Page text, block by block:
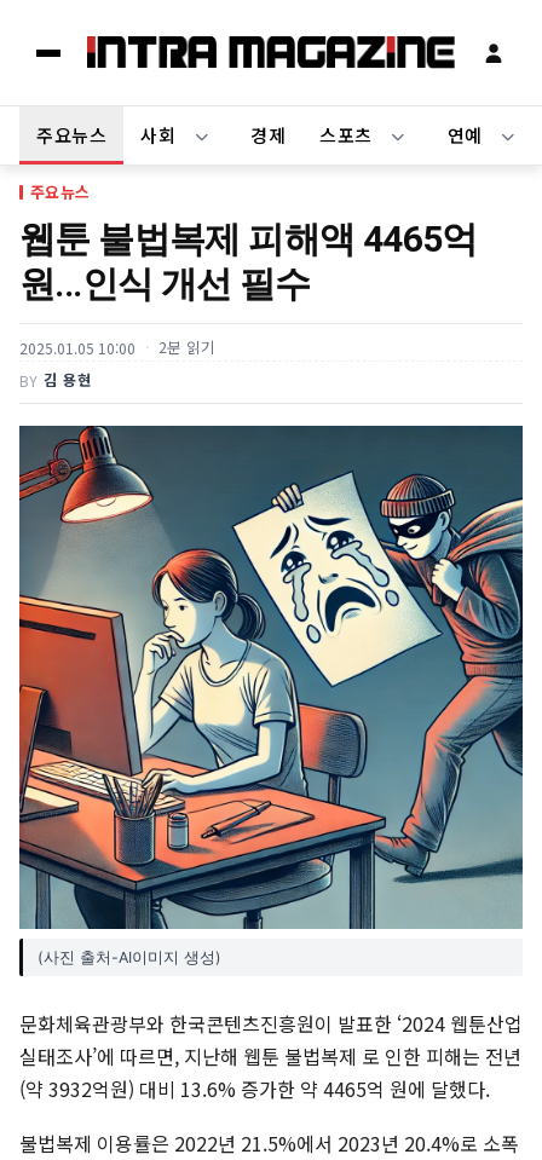
주요뉴스 사회 경제 스포츠 연예
주요뉴스
웹툰 불법복제 피해액 4465억
원...인식 개선 필수
2025.01.05 10:00 2분 읽기
BY 김 용현
(사진 출처-AI이미지 생성)
문화체육관광부와 한국콘텐츠진흥원이 발표한 ‘2024 웹툰산업
실태조사’에 따르면, 지난해 웹툰 불법복제 로 인한 피해는 전년
(약 3932억원) 대비 13.6% 증가한 약 4465억 원에 달했다.
불법복제 이용률은 2022년 21.5%에서 2023년 20.4%로 소폭